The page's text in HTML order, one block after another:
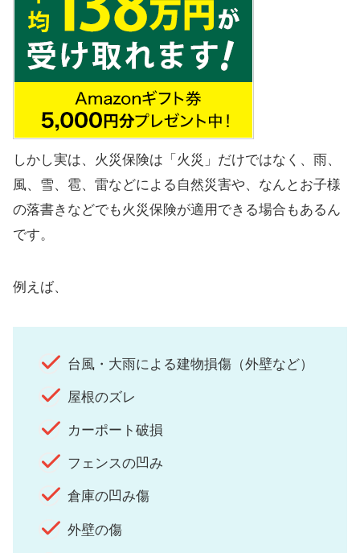
しかし実は、火災保険は「火災」だけではなく、雨、
風、雪、雹、雷などによる自然災害や、なんとお子様
の落書きなどでも火災保険が適用できる場合もあるん
です。
例えば、
台風・大雨による建物損傷（外壁など）
屋根のズレ
カーポート破損
フェンスの凹み
倉庫の凹み傷
外壁の傷